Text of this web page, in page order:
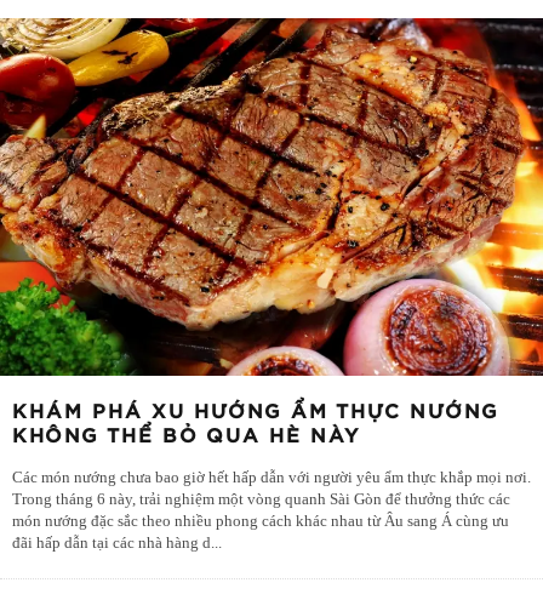
KHÁM PHÁ XU HƯỚNG ẨM THỰC NƯỚNG
KHÔNG THỂ BỎ QUA HÈ NÀY
Các món nướng chưa bao giờ hết hấp dẫn với người yêu ẩm thực khắp mọi nơi.
Trong tháng 6 này, trải nghiệm một vòng quanh Sài Gòn để thưởng thức các
món nướng đặc sắc theo nhiều phong cách khác nhau từ Âu sang Á cùng ưu
đãi hấp dẫn tại các nhà hàng d...